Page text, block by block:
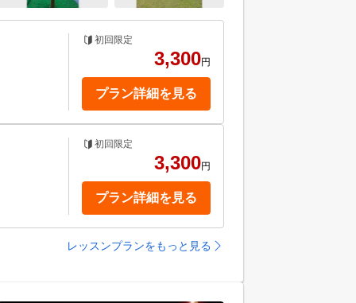
初回限定
3,300円
プラン詳細を見る
初回限定
3,300円
プラン詳細を見る
レッスンプランをもっと見る